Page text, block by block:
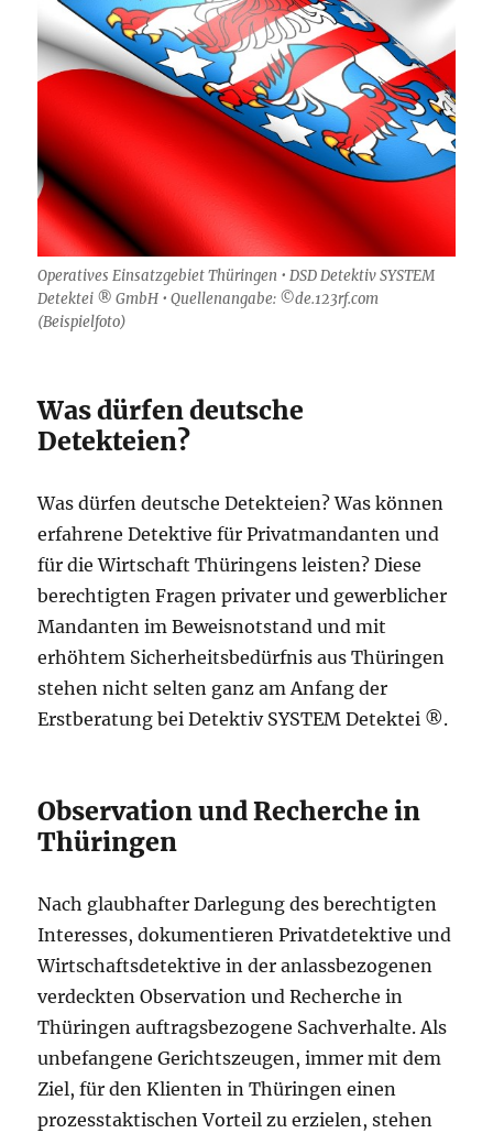
Operatives Einsatzgebiet Thüringen • DSD Detektiv SYSTEM
Detektei ® GmbH • Quellenangabe: ©de.123rf.com
(Beispielfoto)
Was dürfen deutsche
Detekteien?
Was dürfen deutsche Detekteien? Was können
erfahrene Detektive für Privatmandanten und
für die Wirtschaft Thüringens leisten? Diese
berechtigten Fragen privater und gewerblicher
Mandanten im Beweisnotstand und mit
erhöhtem Sicherheitsbedürfnis aus Thüringen
stehen nicht selten ganz am Anfang der
Erstberatung bei Detektiv SYSTEM Detektei ®.
Observation und Recherche in
Thüringen
Nach glaubhafter Darlegung des berechtigten
Interesses, dokumentieren Privatdetektive und
Wirtschaftsdetektive in der anlassbezogenen
verdeckten Observation und Recherche in
Thüringen auftragsbezogene Sachverhalte. Als
unbefangene Gerichtszeugen, immer mit dem
Ziel, für den Klienten in Thüringen einen
prozesstaktischen Vorteil zu erzielen, stehen